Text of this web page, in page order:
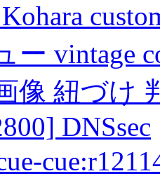
ー vintage
像 紐づけ
DNSsec